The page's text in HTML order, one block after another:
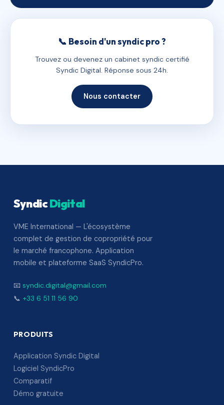
📞 Besoin d'un syndic pro ?
Trouvez ou devenez un cabinet syndic certifié
Syndic Digital. Réponse sous 24h.
Nous contacter
SyndicDigital
VME International — L'écosystème
complet de gestion de copropriété pour
le marché francophone. Application
mobile et plateforme SaaS SyndicPro.
📧 syndic.digital@gmail.com
📞 +33 6 51 11 56 90
PRODUITS
Application Syndic Digital
Logiciel SyndicPro
Comparatif
Démo gratuite